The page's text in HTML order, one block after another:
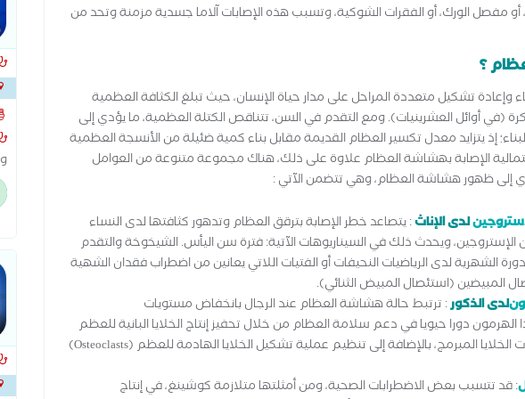
الورك، أو الفقرات الشوكية، وتسبب هذه الإصابات آلاما جسدية مزمنة وتحد من
؟
وإعادة تشكيل متعددة المراحل على مدار حياة الإنسان، حيث تبلغ الكثافة العظمية
(في أوائل العشرينيات). ومع التقدم في السن، تتناقص الكتلة العظمية، ما يؤدي إلى
إذ يتزايد معدل تكسير العظام القديمة مقابل بناء كمية ضئيلة من الأنسجة العظمية
الإصابة بهشاشة العظام علاوة على ذلك، هناك مجموعة متنوعة من العوامل
إلى ظهور هشاشة العظام، وهي تتضمن الآتي :
لدى الإناث: يتصاعد خطر الإصابة بترقق العظام وتدهور كثافتها لدى النساء
ويحدث ذلك في السيناريوهات الآتية: فترة سن اليأس. الشيخوخة والتقدم
الشهرية لدى الرياضيات النحيفات أو الفتيات اللاتي يعانين من اضطراب فقدان الشهية
المبيضين (استئصال المبيض الثنائي).
لدى الذكور: ترتبط حالة هشاشة العظام عند الرجال بانخفاض مستويات
دورا حيويا في دعم سلامة العظام من خلال تحفيز إنتاج الخلايا البانية للعظم
(Osteoblasts)، والحد من موت الخلايا المبرمج، بالإضافة إلى تنظيم عملية تشكيل الخلايا الهادمة للعظم (Osteoclasts)
: قد تتسبب بعض الاضطرابات الصحية، ومن أمثلتها متلازمة كوشينغ، في إنتاج